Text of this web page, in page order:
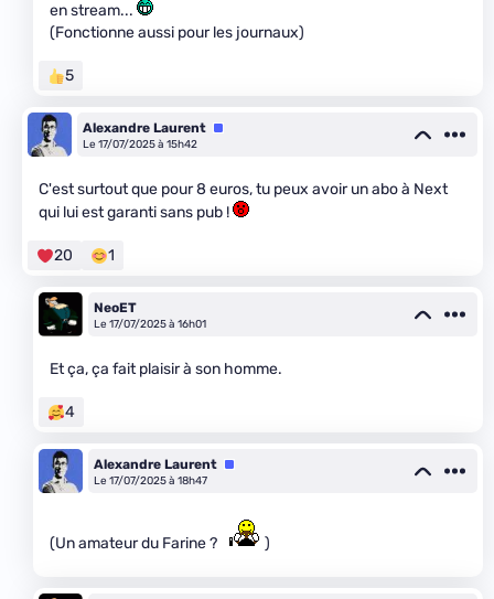
en stream...
(Fonctionne aussi pour les journaux)
5
Alexandre Laurent Équipe
Le 17/07/2025 à 15h42
C'est surtout que pour 8 euros, tu peux avoir un abo à Next
qui lui est garanti sans pub !
20 1
NeoET
Le 17/07/2025 à 16h01
Et ça, ça fait plaisir à son homme.
4
Alexandre Laurent Équipe
Le 17/07/2025 à 18h47
(Un amateur du Farine ? )